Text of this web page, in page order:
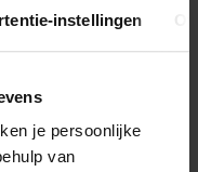
instellingen
je persoonlijke
van
voor max. 45 personen